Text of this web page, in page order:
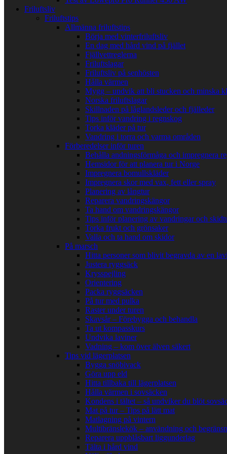
Friluftsliv
Friluftstips
Allmänna friluftstips
Börja med vinterfriluftsliv
En dag med hård vind på fjället
Fjällvettreglerna
Friluftslagar
Friluftsliv på senhösten
Hålla värmen
Mygg – undvik att bli stucken och minska
Norska friluftslagar
Skillnaden på låglandsleder och fjälleder
Tips inför vandring i regnskog
Torka kläder på tur
Vandring i torra och varma områden
Förberedelser inför turen
Behålla andningsförmåga och impregnera
Hemsidor för att planera tur i Norge
Impregnera bomullskläder
Impregnera skor med vax, fett eller spray
Planering av långtur
Reparera vandringskängor
Ta hand om vandringskängor
Tips inför planering av vandringar och
Torka frukt och grönsaker
Valla och ta hand om skidor
På marsch
Hitta personer som blivit begravda av en
Justera ryggsäck
Krysspejling
Orientering
Packa ryggsäcken
På tur med pulka
Raster under turen
Skavsår – Förebygga och behandla
Ta ut kompasskurs
Undvika laviner
Vadning – kom över älven säkert
Tips vid lägerplatsen
Bygga snöbivack
Göra upp eld
Hitta tillbaka till lägerplatsen
Hålla värmen i sovsäcken
Kondens i tältet – så undviker du blöt
Mat på tur – Tips på lätt mat
Matlagning på vintern
Multibränslekök – användning och
Reparera uppblåsbart liggunderlag
Tälta i hård vind